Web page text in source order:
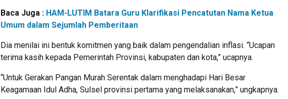
Baca Juga : HAM-LUTIM Batara Guru Klarifikasi Pencatutan Nama Ketua
Umum dalam Sejumlah Pemberitaan
Dia menilai ini bentuk komitmen yang baik dalam pengendalian inflasi. “Ucapan
terima kasih kepada Pemerintah Provinsi, kabupaten dan kota,” ucapnya.
“Untuk Gerakan Pangan Murah Serentak dalam menghadapi Hari Besar
Keagamaan Idul Adha, Sulsel provinsi pertama yang melaksanakan,” ungkapnya.